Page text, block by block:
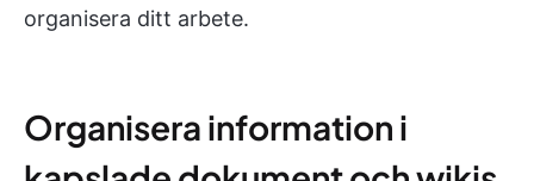
organisera ditt arbete.
Organisera information i